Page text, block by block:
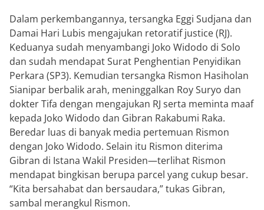
Dalam perkembangannya, tersangka Eggi Sudjana dan
Damai Hari Lubis mengajukan retoratif justice (RJ).
Keduanya sudah menyambangi Joko Widodo di Solo
dan sudah mendapat Surat Penghentian Penyidikan
Perkara (SP3). Kemudian tersangka Rismon Hasiholan
Sianipar berbalik arah, meninggalkan Roy Suryo dan
dokter Tifa dengan mengajukan RJ serta meminta maaf
kepada Joko Widodo dan Gibran Rakabumi Raka.
Beredar luas di banyak media pertemuan Rismon
dengan Joko Widodo. Selain itu Rismon diterima
Gibran di Istana Wakil Presiden—terlihat Rismon
mendapat bingkisan berupa parcel yang cukup besar.
“Kita bersahabat dan bersaudara,” tukas Gibran,
sambal merangkul Rismon.